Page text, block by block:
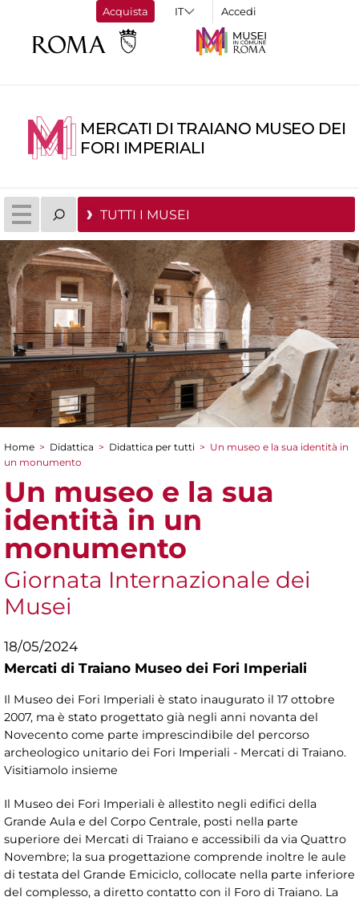
Acquista Accedi
MERCATI DI TRAIANO MUSEO DEI
FORI IMPERIALI
TUTTI I MUSEI
Tu sei qui
Home > Didattica > Didattica per tutti > Un museo e la sua identità in
un monumento
Un museo e la sua
identità in un
monumento
Giornata Internazionale dei
Musei
18/05/2024
Mercati di Traiano Museo dei Fori Imperiali
Il Museo dei Fori Imperiali è stato inaugurato il 17 ottobre
2007, ma è stato progettato già negli anni novanta del
Novecento come parte imprescindibile del percorso
archeologico unitario dei Fori Imperiali - Mercati di Traiano.
Visitiamolo insieme
Il Museo dei Fori Imperiali è allestito negli edifici della
Grande Aula e del Corpo Centrale, posti nella parte
superiore dei Mercati di Traiano e accessibili da via Quattro
Novembre; la sua progettazione comprende inoltre le aule
di testata del Grande Emiciclo, collocate nella parte inferiore
del complesso, a diretto contatto con il Foro di Traiano. La